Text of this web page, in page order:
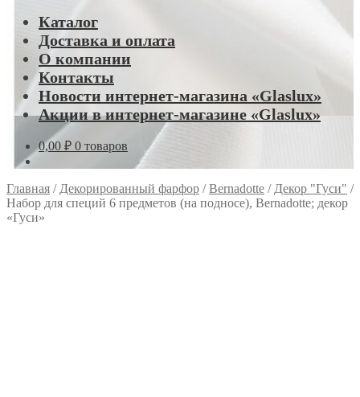
Каталог
Доставка и оплата
О компании
Контакты
Новости интернет-магазина «Glaslux»
Акции в интернет-магазине «Glaslux»
0,00 ₽ 0 товаров
Главная / Декорированный фарфор /Bernadotte / Декор "Гуси" /
Набор для специй 6 предметов (на подносе), Bernadotte; декор
«Гуси»